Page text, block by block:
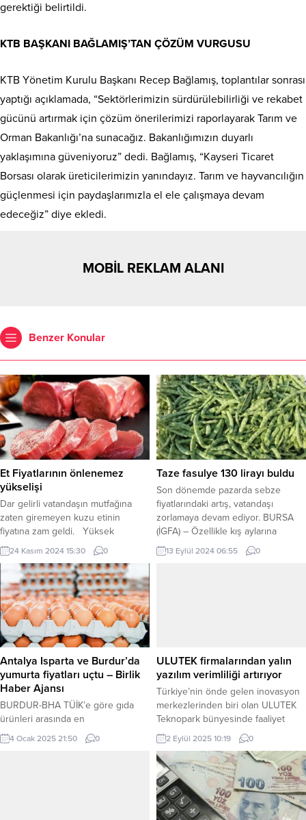
gerektiği belirtildi.
KTB BAŞKANI BAĞLAMIŞ’TAN ÇÖZÜM VURGUSU
KTB Yönetim Kurulu Başkanı Recep Bağlamış, toplantılar sonrası
yaptığı açıklamada, “Sektörlerimizin sürdürülebilirliği ve rekabet
gücünü artırmak için çözüm önerilerimizi raporlayarak Tarım ve
Orman Bakanlığı’na sunacağız. Bakanlığımızın duyarlı
yaklaşımına güveniyoruz” dedi. Bağlamış, “Kayseri Ticaret
Borsası olarak üreticilerimizin yanındayız. Tarım ve hayvancılığın
güçlenmesi için paydaşlarımızla el ele çalışmaya devam
edeceğiz” diye ekledi.
MOBİL REKLAM ALANI
Benzer Konular
Et Fiyatlarının önlenemez
yükselişi
Dar gelirli vatandaşın mutfağına
zaten giremeyen kuzu etinin
fiyatına zam geldi. Yüksek
enflasyonla birlikte vatandaşın alım
gücü azalırken, artan et fiyatları
vatandaşın sofrasından etin
eksilmesine neden oldu. Dünya
Gazetesi’nden Mehmet Hanifi
GÜLEL’in haberine göre; İstanbul
Perakendeci Kasaplar Esnaf Odası
Başkanı Aydın Tüfekçi, kıvırcık kuzu
karkas etin kilogram fiyatının son...
24 Kasım 2024 15:30 0
Taze fasulye 130 lirayı buldu
Son dönemde pazarda sebze
fiyatlarındaki artış, vatandaşı
zorlamaya devam ediyor. BURSA
(İGFA) – Özellikle kış aylarına
hazırlık yapmak isteyenler, fiyatların
yüksekliği karşısında zor durumda
13 Eylül 2024 06:55 0
Antalya Isparta ve Burdur’da
yumurta fiyatları uçtu – Birlik
Haber Ajansı
BURDUR-BHA TÜİK’e göre gıda
ürünleri arasında en
çok yumurta zamlandı. Yumurtaya
yüzde 12.17’lik zam yapıldığı
4 Ocak 2025 21:50 0
ULUTEK firmalarından yalın
yazılım verimliliği artırıyor
Türkiye’nin önde gelen inovasyon
merkezlerinden biri olan ULUTEK
Teknopark bünyesinde faaliyet
gösteren Yalın Yazılım, geliştirdiği
çözümlerle üretim alanındaki
firmaların tüm operasyonel
süreçlerini tek platformda
yönetilebilir hale getiriyor. BURSA
(İGFA) – ULUTEK Teknopark’ta
faaliyetlerini sürdüren Yalın Yazılım,
2 Eylül 2025 10:19 0